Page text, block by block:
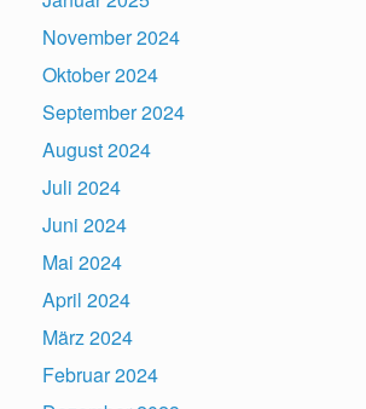
November 2024
Oktober 2024
September 2024
August 2024
Juli 2024
Juni 2024
Mai 2024
April 2024
März 2024
Februar 2024